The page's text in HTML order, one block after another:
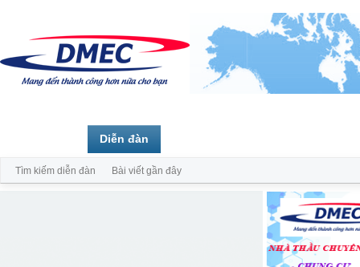
Diễn đàn
Tìm kiếm diễn đàn Bài viết gần đây